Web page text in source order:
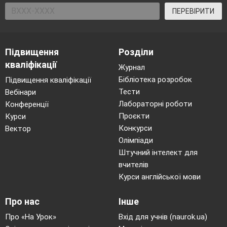
25,4*3=76,2(мм)
ПЕРЕВІРИТИ
Підвищення
кваліфікації
Підвищення кваліфікації
Вебінари
Конференції
Курси
Вектор
Розділи
Журнал
Бібліотека розробок
Тести
Лабораторні роботи
Проєкти
Конкурси
Олімпіади
Штучний інтелект для
вчителів
Курси англійської мови
Про нас
Про «На Урок»
Інше
Вхід для учнів (naurok.ua)